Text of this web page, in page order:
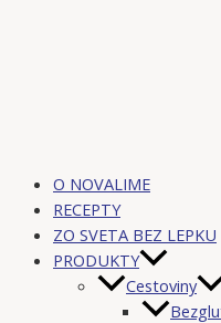
O NOVALIME
RECEPTY
ZO SVETA BEZ LEPKU
PRODUKTY
Cestoviny